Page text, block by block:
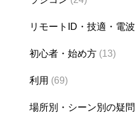
リモートID・技適・電波
初心者・始め方 (13)
利用 (69)
場所別・シーン別の疑問